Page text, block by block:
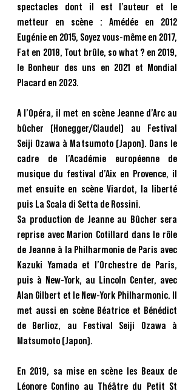
spectacles dont il est l’auteur et le
metteur en scène : Amédée en 2012
Eugénie en 2015, Soyez vous-même en 2017,
Fat en 2018, Tout brûle, so what ? en 2019,
le Bonheur des uns en 2021 et Mondial
Placard en 2023.
A l’Opéra, il met en scène Jeanne d’Arc au
bûcher (Honegger/Claudel) au Festival
Seiji Ozawa à Matsumoto (Japon). Dans le
cadre de l’Académie européenne de
musique du festival d’Aix en Provence, il
met ensuite en scène Viardot, la liberté
puis La Scala di Setta de Rossini.
Sa production de Jeanne au Bûcher sera
reprise avec Marion Cotillard dans le rôle
de Jeanne à la Philharmonie de Paris avec
Kazuki Yamada et l’Orchestre de Paris,
puis à New-York, au Lincoln Center, avec
Alan Gilbert et le New-York Philharmonic. Il
met aussi en scène Béatrice et Bénédict
de Berlioz, au Festival Seiji Ozawa à
Matsumoto (Japon).
En 2019, sa mise en scène les Beaux de
Léonore Confino au Théâtre du Petit St